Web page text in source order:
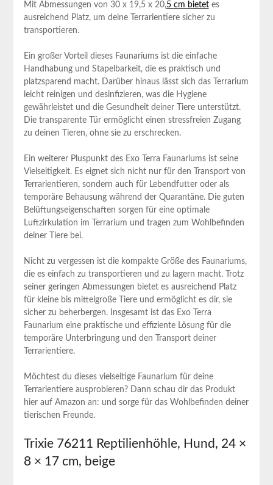
Mit Abmessungen von 30 x 19,5 x 20,5 cm bietetes
ausreichend Platz, um deine Terrarientiere sicher zu
⁣transportieren.
Ein großer Vorteil dieses ⁣Faunariums ist die ​einfache
Handhabung und Stapelbarkeit, ‌die es praktisch und
platzsparend macht. Darüber hinaus lässt sich das Terrarium
leicht reinigen und desinfizieren,​ was‌ die Hygiene
gewährleistet ⁣und die Gesundheit deiner Tiere unterstützt.
Die ​transparente Tür⁢ ermöglicht einen ⁣stressfreien Zugang
zu deinen Tieren, ohne sie zu erschrecken.
Ein weiterer Pluspunkt des Exo Terra ⁣Faunariums ist ‍seine
Vielseitigkeit. Es eignet sich nicht nur für ‌den Transport von
Terrarientieren, sondern auch für⁣ Lebendfutter oder als
temporäre Behausung während der Quarantäne. Die⁣ guten
Belüftungseigenschaften sorgen für eine optimale
Luftzirkulation im Terrarium und tragen zum Wohlbefinden
deiner Tiere bei.
Nicht zu⁣ vergessen ist die kompakte Größe des Faunariums,
die es einfach zu ⁤transportieren und zu lagern⁢ macht. Trotz
seiner geringen Abmessungen bietet es ausreichend Platz​
für kleine bis mittelgroße Tiere und ermöglicht es ‍dir, sie
sicher zu beherbergen. ​Insgesamt ist das Exo Terra
Faunarium⁢ eine praktische und effiziente Lösung für die
temporäre ‍Unterbringung und den‍ Transport deiner
Terrarientiere.
Möchtest du dieses vielseitige Faunarium für deine
Terrarientiere ausprobieren? Dann schau dir das Produkt
hier auf‌ Amazon an: und sorge für das Wohlbefinden deiner
tierischen Freunde.
Trixie 76211 Reptilienhöhle, Hund, 24 ×
8 × 17 cm, beige